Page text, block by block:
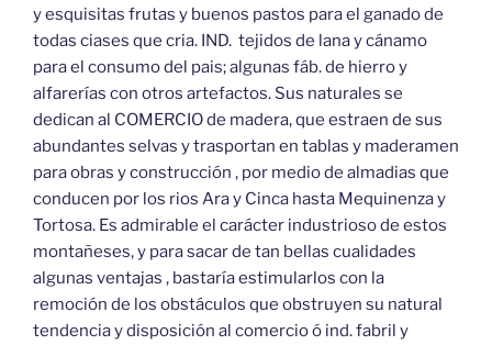
y esquisitas frutas y buenos pastos para el ganado de
todas ciases que cria. IND. tejidos de lana y cánamo
para el consumo del pais; algunas fáb. de hierro y
alfarerías con otros artefactos. Sus naturales se
dedican al COMERCIO de madera, que estraen de sus
abundantes selvas y trasportan en tablas y maderamen
para obras y construcción , por medio de almadias que
conducen por los rios Ara y Cinca hasta Mequinenza y
Tortosa. Es admirable el carácter industrioso de estos
montañeses, y para sacar de tan bellas cualidades
algunas ventajas , bastaría estimularlos con la
remoción de los obstáculos que obstruyen su natural
tendencia y disposición al comercio ó ind. fabril y